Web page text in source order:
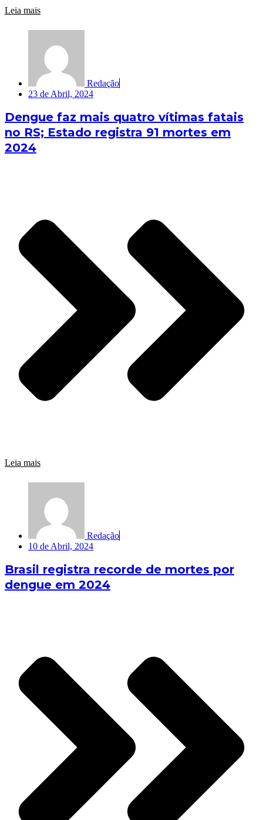
Leia mais
Redação
23 de Abril, 2024
Dengue faz mais quatro vítimas fatais
no RS; Estado registra 91 mortes em
2024
Leia mais
Redação
10 de Abril, 2024
Brasil registra recorde de mortes por
dengue em 2024